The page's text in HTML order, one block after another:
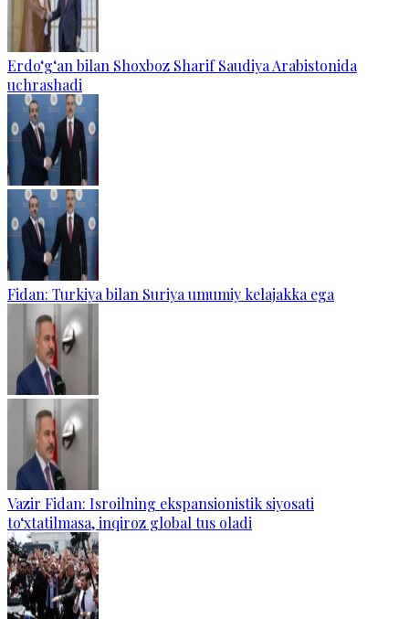
Erdo‘g‘an bilan Shoxboz Sharif Saudiya Arabistonida
uchrashadi
Fidan: Turkiya bilan Suriya umumiy kelajakka ega
Vazir Fidan: Isroilning ekspansionistik siyosati
to‘xtatilmasa, inqiroz global tus oladi